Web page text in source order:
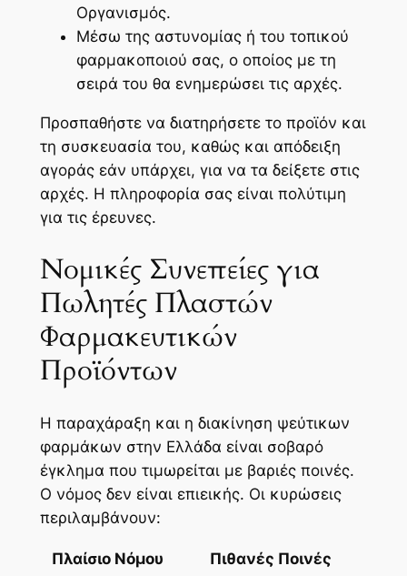
Οργανισμός.
Μέσω της αστυνομίας ή του τοπικού
φαρμακοποιού σας, ο οποίος με τη
σειρά του θα ενημερώσει τις αρχές.
Προσπαθήστε να διατηρήσετε το προϊόν και
τη συσκευασία του, καθώς και απόδειξη
αγοράς εάν υπάρχει, για να τα δείξετε στις
αρχές. Η πληροφορία σας είναι πολύτιμη
για τις έρευνες.
Νομικές Συνεπείες για
Πωλητές Πλαστών
Φαρμακευτικών
Προϊόντων
Η παραχάραξη και η διακίνηση ψεύτικων
φαρμάκων στην Ελλάδα είναι σοβαρό
έγκλημα που τιμωρείται με βαριές ποινές.
Ο νόμος δεν είναι επιεικής. Οι κυρώσεις
περιλαμβάνουν:
Πλαίσιο Νόμου Πιθανές Ποινές